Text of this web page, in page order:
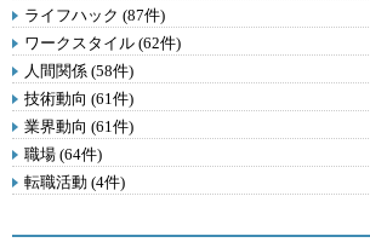
ライフハック (87件)
ワークスタイル (62件)
人間関係 (58件)
技術動向 (61件)
業界動向 (61件)
職場 (64件)
転職活動 (4件)